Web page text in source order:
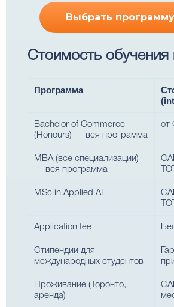
Выбрать
Стоимость обучения
Программа
Bachelor of Commerce
(Honours) — вся программа
от
MBA (все специализации)
— вся программа
MSc in Applied AI
Application fee
Стипендии для
международных студентов
Проживание (Торонто,
аренда)